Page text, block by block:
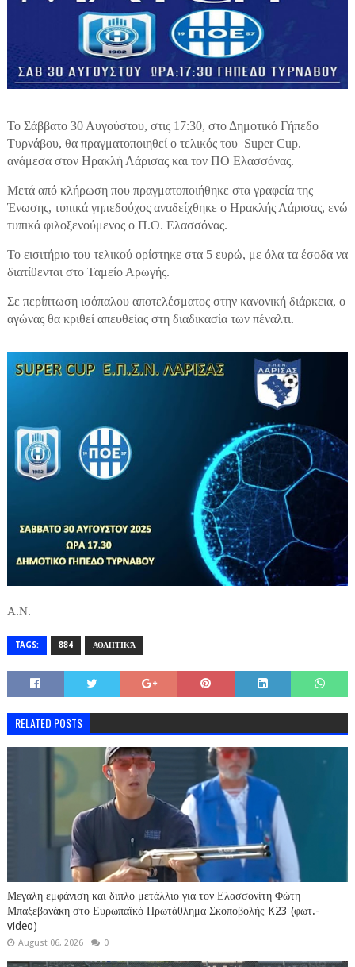
Το Σάββατο 30 Αυγούστου, στις 17:30, στο Δημοτικό Γήπεδο
Τυρνάβου, θα πραγματοποιηθεί ο τελικός του Super Cup.
ανάμεσα στον Ηρακλή Λάρισας και τον ΠΟ Ελασσόνας.
Μετά από κλήρωση που πραγματοποιήθηκε στα γραφεία της
Ένωσης, τυπικά γηπεδούχος αναδείχθηκε ο Ηρακλής Λάρισας, ενώ
τυπικά φιλοξενούμενος ο Π.Ο. Ελασσόνας.
Το εισιτήριο του τελικού ορίστηκε στα 5 ευρώ, με όλα τα έσοδα να
διατίθενται στο Ταμείο Αρωγής.
Σε περίπτωση ισόπαλου αποτελέσματος στην κανονική διάρκεια, ο
αγώνας θα κριθεί απευθείας στη διαδικασία των πέναλτι.
Α.Ν.
TAGS: 884 ΑΘΛΗΤΙΚΆ
RELATED POSTS
Μεγάλη εμφάνιση και διπλό μετάλλιο για τον Ελασσονίτη Φώτη
Μπαξεβανάκη στο Ευρωπαϊκό Πρωτάθλημα Σκοποβολής K23 (φωτ.-
video)
August 06, 2026 0